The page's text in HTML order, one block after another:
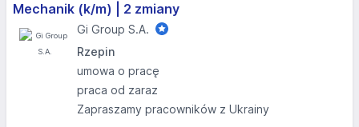
Mechanik (k/m) | 2 zmiany
Gi Group S.A.
Rzepin
umowa o pracę
praca od zaraz
Zapraszamy pracowników z Ukrainy